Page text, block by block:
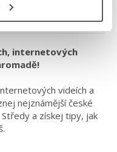
internetových
videích a
nejznámější české
a získej tipy, jak